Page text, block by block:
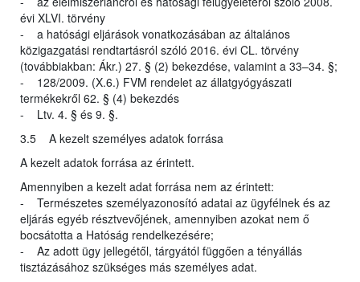
évi XLVI. törvény
- a hatósági eljárások vonatkozásában az általános
közigazgatási rendtartásról szóló 2016. évi CL. törvény
(továbbiakban: Ákr.) 27. § (2) bekezdése, valamint a 33–34. §;
- 128/2009. (X.6.) FVM rendelet az állatgyógyászati
termékekről 62. § (4) bekezdés
- Ltv. 4. § és 9. §.
3.5 A kezelt személyes adatok forrása
A kezelt adatok forrása az érintett.
Amennyiben a kezelt adat forrása nem az érintett:
- Természetes személyazonosító adatai az ügyfélnek és az
eljárás egyéb résztvevőjének, amennyiben azokat nem ő
bocsátotta a Hatóság rendelkezésére;
- Az adott ügy jellegétől, tárgyától függően a tényállás
tisztázásához szükséges más személyes adat.